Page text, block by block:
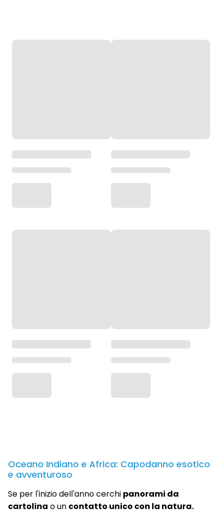
Oceano Indiano e Africa: Capodanno esotico
e avventuroso
Se per l'inizio dell'anno cerchi panorami da
cartolina o un contatto unico con la natura.